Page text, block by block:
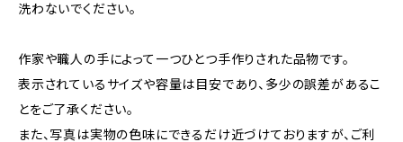
洗わないでください。
作家や職人の手によって一つひとつ手作りされた品物です。
表示されているサイズや容量は目安であり、多少の誤差があるこ
とをご了承ください。
また、写真は実物の色味にできるだけ近づけておりますが、ご利